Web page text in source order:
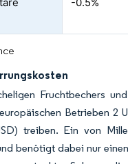
Fruchtbechers
Betrieben 2
treiben. Ein von
benötigt dabei nur